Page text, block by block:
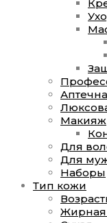
Макияж
Для
Для
Наборы
Тип кожи
Жирная